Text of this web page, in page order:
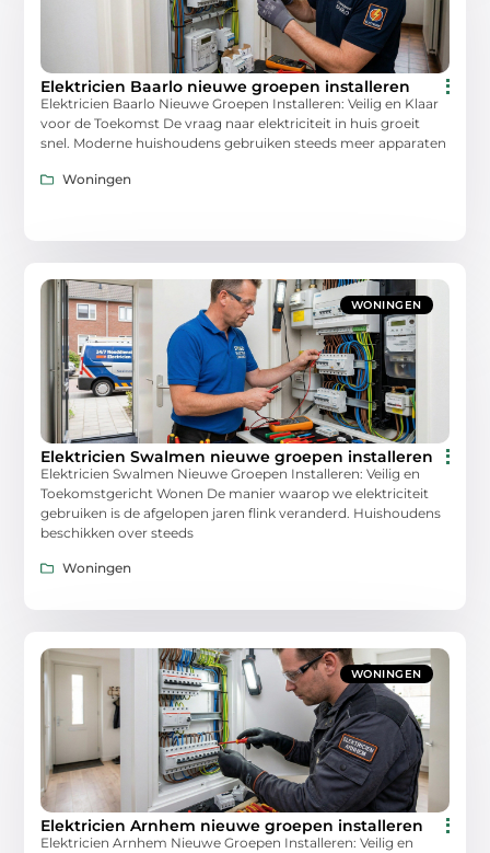
Elektricien Baarlo nieuwe groepen installeren
Elektricien Baarlo Nieuwe Groepen Installeren: Veilig en Klaar
voor de Toekomst De vraag naar elektriciteit in huis groeit
snel. Moderne huishoudens gebruiken steeds meer apparaten
Woningen
WONINGEN
Elektricien Swalmen nieuwe groepen installeren
Elektricien Swalmen Nieuwe Groepen Installeren: Veilig en
Toekomstgericht Wonen De manier waarop we elektriciteit
gebruiken is de afgelopen jaren flink veranderd. Huishoudens
beschikken over steeds
Woningen
WONINGEN
Elektricien Arnhem nieuwe groepen installeren
Elektricien Arnhem Nieuwe Groepen Installeren: Veilig en